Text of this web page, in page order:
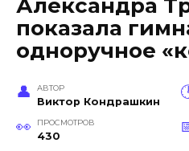
Александра
показала
одноручное
АВТОР
Виктор Кондрашкин
ПРОСМОТРОВ
430